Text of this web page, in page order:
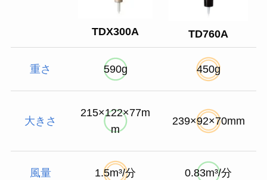
TDX300A TD760A
重さ 590g 450g
大きさ
215×122×77m
m
239×92×70mm
風量 1.5m³/分 0.83m³/分